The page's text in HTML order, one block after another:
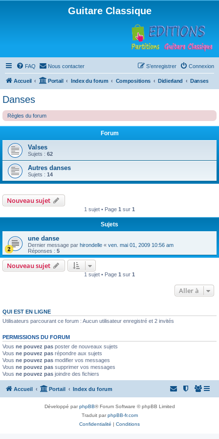
Guitare Classique
FAQ Nous contacter Connexion
S’enregistrer
Accueil Portail Index du forum Compositions Didierland Danses
Danses
Règles du forum
Forum
Valses
Sujets : 62
Autres danses
Sujets : 14
Nouveau sujet
1 sujet • Page 1 sur 1
Sujets
une danse
Dernier message par hirondelle « ven. mai 01, 2009 10:56 am
Réponses : 5
Nouveau sujet
1 sujet • Page 1 sur 1
Aller à
QUI EST EN LIGNE
Utilisateurs parcourant ce forum : Aucun utilisateur enregistré et 2 invités
PERMISSIONS DU FORUM
Vous ne pouvez pas poster de nouveaux sujets
Vous ne pouvez pas répondre aux sujets
Vous ne pouvez pas modifier vos messages
Vous ne pouvez pas supprimer vos messages
Vous ne pouvez pas joindre des fichiers
Accueil Portail Index du forum
Développé parphpBB® Forum Software © phpBB Limited
Traduit parphpBB-fr.com
Confidentialité | Conditions